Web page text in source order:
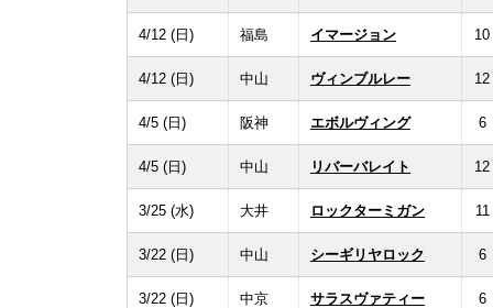
4/12 (日) 福島 イマージョン 10
4/12 (日) 中山 ヴィンブルレー 12
4/5 (日) 阪神 エボルヴィング 6
4/5 (日) 中山 リバーバレイト 12
3/25 (水) 大井 ロックターミガン 11
3/22 (日) 中山 シーギリヤロック 6
3/22 (日) 中京 サラスヴァティー 6